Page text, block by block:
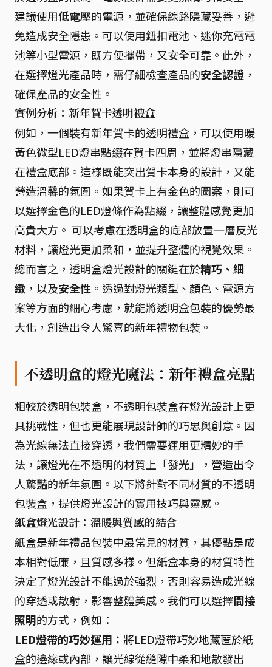
建議使用低電壓的電源，並確保線路隱藏妥善，避
免造成安全隱患。可以使用鈕扣電池、迷你充電電
池等小型電源，既方便攜帶，又安全可靠。此外，
在選擇燈光產品時，需仔細檢查產品的安全認證 ，
確保產品的安全性。
實例分析：新年賀卡透明禮盒
例如，一個裝有新年賀卡的透明禮盒，可以使用暖
黃色微型LED燈串點綴在賀卡四周，並將燈串隱藏
在禮盒底部。這樣既能突出賀卡本身的設計，又能
營造溫馨的氛圍。如果賀卡上有金色的圖案，則可
以選擇金色的LED燈條作為點綴，讓整體感覺更加
高貴大方。 可以考慮在透明盒的底部放置一層反光
材料，讓燈光更加柔和，並提升整體的視覺效果。
總而言之，透明盒燈光設計的關鍵在於精巧、細
緻 ，以及安全性 。透過對燈光類型、顏色、電源方
案等方面的細心考慮，就能將透明盒包裝的優勢最
大化，創造出令人驚喜的新年禮物包裝。
不透明盒的燈光魔法：新年禮盒亮點
相較於透明包裝盒，不透明包裝盒在燈光設計上更
具挑戰性，但也更能展現設計師的巧思與創意。因
為光線無法直接穿透，我們需要運用更精妙的手
法，讓燈光在不透明的材質上「發光」，營造出令
人驚豔的新年氛圍。以下將針對不同材質的不透明
包裝盒，提供燈光設計的實用技巧與靈感。
紙盒燈光設計：溫暖與質感的結合
紙盒是新年禮品包裝中最常見的材質，其優點是成
本相對低廉，且質感多樣。但紙盒本身的材質特性
決定了燈光設計不能過於強烈，否則容易造成光線
的穿透或散射，影響整體美感。我們可以選擇間接
照明的方式，例如：
LED燈帶的巧妙運用： 將LED燈帶巧妙地藏匿於紙
盒的邊緣或內部，讓光線從縫隙中柔和地散發出